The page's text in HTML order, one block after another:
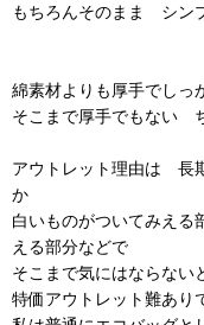
もちろんそのまま シン
綿素材よりも厚手でしっ
そこまで厚手でもない
アウトレット理由は 長
か
白いものがついてみえ
える部分などで
そこまで気にはならな
特価アウトレット難あり